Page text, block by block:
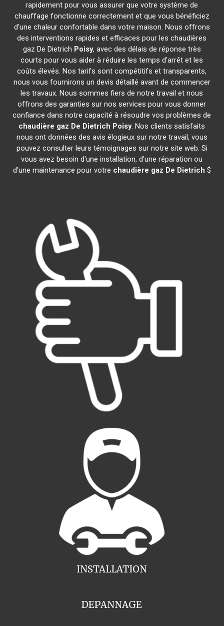
rapidement pour vous assurer que votre système de
chauffage fonctionne correctement et que vous bénéficiez
d'une chaleur confortable dans votre maison. Nous offrons
des interventions rapides et efficaces pour les chaudières
gaz De Dietrich Poisy, avec des délais de réponse très
courts pour vous aider à réduire les temps d'arrêt et les
coûts élevés. Nos tarifs sont compétitifs et transparents,
nous vous fournirons un devis détaillé avant de commencer
les travaux. Nous sommes fiers de notre travail et nous
offrons des garanties sur nos services pour vous donner
confiance dans notre capacité à résoudre vos problèmes de
chaudière gaz De Dietrich Poisy. Nos clients satisfaits
nous ont données des avis élogieux sur notre travail, vous
pouvez consulter leurs témoignages sur notre site web. Si
vous avez besoin d'une installation, d'une réparation ou
d'une maintenance pour votre chaudière gaz De Dietrich $
INSTALLATION
DEPANNAGE